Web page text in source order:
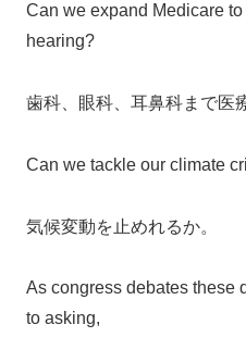
Can we expand Medicare
hearing?
歯科、眼科、耳鼻科まで医
Can we tackle our climate
気候変動を止めれるか。
As congress debates these
to asking,